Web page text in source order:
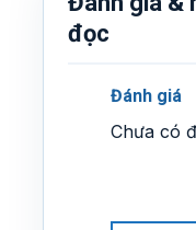
đọc
Đánh giá
Chưa có